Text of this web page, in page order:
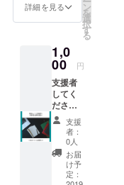
解散）と同
持つ。「人
生どうにで
もなる」と
いうことを
若い人たち
に伝えた
トも
可。必
ず、支
備考欄
にご希
望のお
名前を
ご記入
くださ
い。）
詳細を見る ン
を
選
択
す
る
1,0
00 円
支援者
してく
ださっ
た方の
プロ
ジェク
トや活
動・事
業を
支援
者：
0人
お届
け予
定：